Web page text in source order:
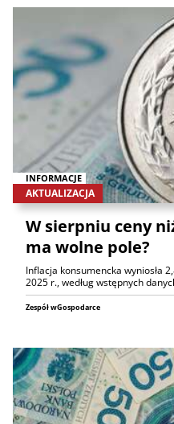
INFORMACJE
AKTUALIZACJA
W sierpniu ceny
ma wolne pole?
Inflacja konsumencka wyniosła
2025 r., według wstępnych
Zespół wGospodarce